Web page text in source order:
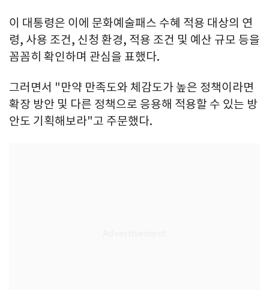
이 대통령은 이에 문화예술패스 수혜 적용 대상의 연
령, 사용 조건, 신청 환경, 적용 조건 및 예산 규모 등을
꼼꼼히 확인하며 관심을 표했다.
그러면서 "만약 만족도와 체감도가 높은 정책이라면
확장 방안 및 다른 정책으로 응용해 적용할 수 있는 방
안도 기획해보라"고 주문했다.